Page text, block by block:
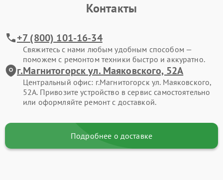
Контакты
+7 (800) 101-16-34
Свяжитесь с нами любым удобным способом —
поможем с ремонтом техники быстро и аккуратно.
г.Магнитогорск ул. Маяковского, 52А
Центральный офис: г.Магнитогорск ул. Маяковского,
52А. Привозите устройство в сервис самостоятельно
или оформляйте ремонт с доставкой.
Подробнее о доставке